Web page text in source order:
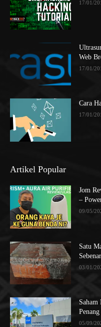
17/01/
Web
17/01/
Cara
17/01/
Artikel Popular
Jom
–
09/05/
Satu
03/01/
05/09/